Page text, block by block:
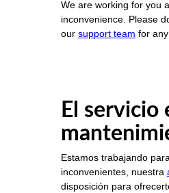
We are working for you
inconvenience. Please
our support team for
El servicio
Estamos trabajando
inconvenientes, nuestra
disposición para